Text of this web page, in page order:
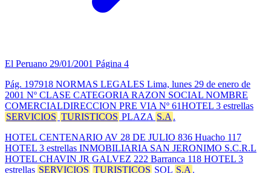
El Peruano 29/01/2001 Página 4
Pág. 197918 NORMAS LEGALES Lima, lunes 29 de enero de
2001 Nº CLASE CATEGORIA RAZON SOCIAL NOMBRE
COMERCIALDIRECCION PRE VIA Nº 61HOTEL 3 estrellas
SERVICIOS TURISTICOS PLAZA S.A .
HOTEL CENTENARIO AV 28 DE JULIO 836 Huacho 117
HOTEL 3 estrellas INMOBILIARIA SAN JERONIMO S.C.R.L
HOTEL CHAVIN JR GALVEZ 222 Barranca 118 HOTEL 3
estrellas SERVICIOS TURISTICOS SOL S.A .